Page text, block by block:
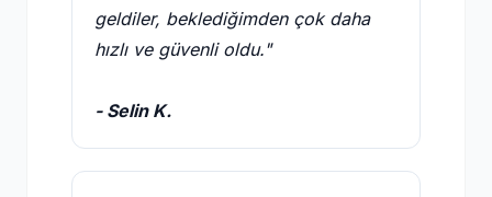
geldiler, beklediğimden çok daha
hızlı ve güvenli oldu."
- Selin K.